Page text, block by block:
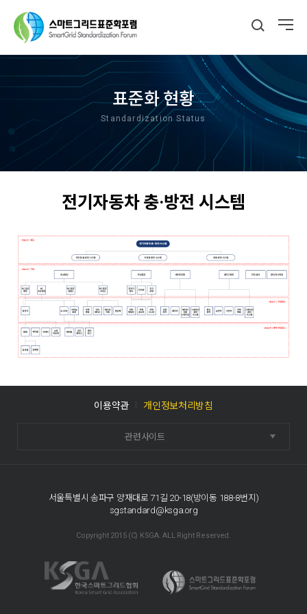
표준화 현황
Standardization Status
전기자동차 충·방전 시스템
이용약관 개인정보처리방침
관련사이트
서울특별시 송파구 양재대로 71길 20-18(방이동 188-8번지)
sgstandard@ksga.org
Copyright 2015 (C) KSGA. ALL Right Reserved.